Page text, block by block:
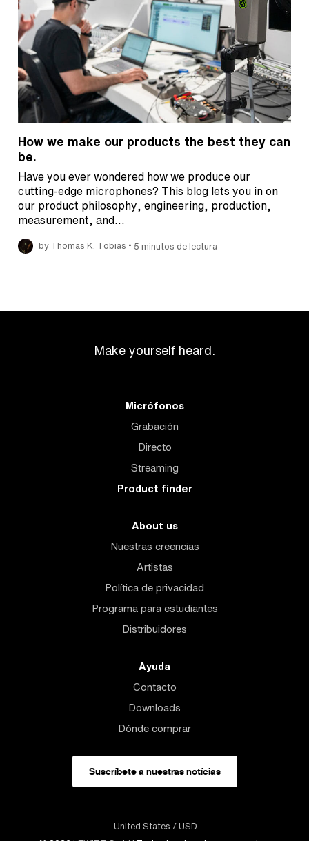
How we make our products the best they can
be.
Have you ever wondered how we produce our
cutting-edge microphones? This blog lets you in on
our product philosophy, engineering, production,
measurement, and…
by Thomas K. Tobias • 5 minutos de lectura
Make yourself heard.
Micrófonos
Grabación
Directo
Streaming
Product finder
About us
Nuestras creencias
Artistas
Política de privacidad
Programa para estudiantes
Distribuidores
Ayuda
Contacto
Downloads
Dónde comprar
Suscríbete a nuestras notícias
United States / USD